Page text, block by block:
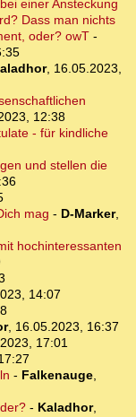
einer Ansteckung
Dass man nichts
oder? owT -
, 16.05.2023,
12:38
- für kindliche
und stellen die
mag - D-Marker,
hochinteressanten
14:07
, 16.05.2023, 16:37
17:01
- Falkenauge,
- Kaladhor,